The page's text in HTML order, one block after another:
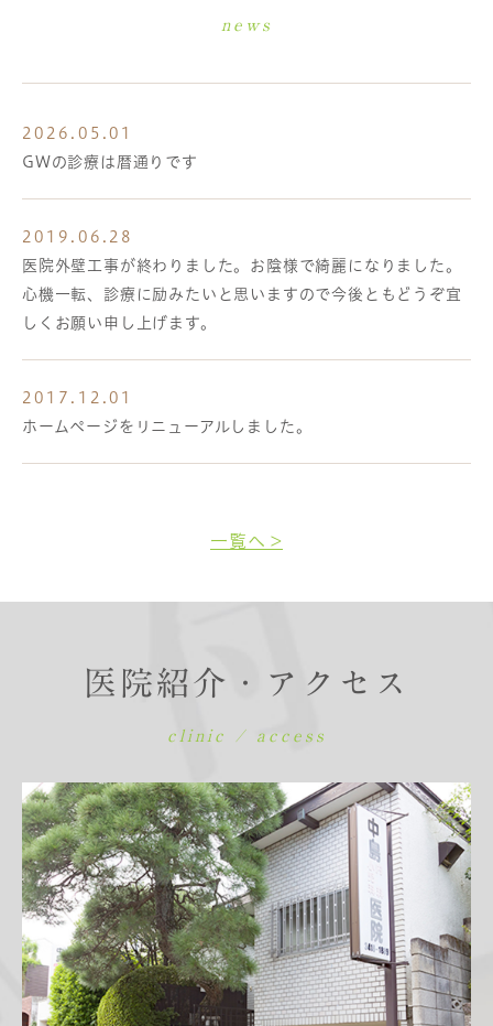
news
2026.05.01
GWの診療は暦通りです
2019.06.28
医院外壁工事が終わりました。お陰様で綺麗になりました。
心機一転、診療に励みたいと思いますので今後ともどうぞ宜
しくお願い申し上げます。
2017.12.01
ホームページをリニューアルしました。
一覧へ >
医院紹介・アクセス
clinic / access